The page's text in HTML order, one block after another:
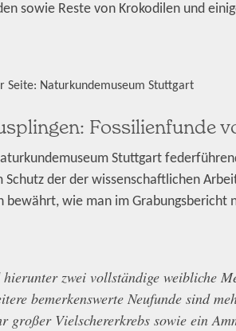
sowie Reste von Krokodilen und
Seite: Naturkundemuseum Stuttgart
Fossilienfunde
Stuttgart
Schutz der der wissenschaftlichen
bewährt, wie man im Grabungsbericht
bemerkenswerte Neufunde sind
großer Vielschererkrebs sowie ein